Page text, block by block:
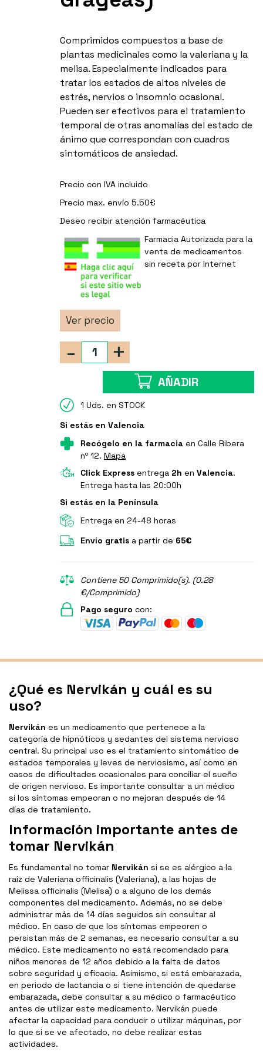
Comprimidos compuestos a base de
plantas medicinales como la valeriana y la
melisa. Especialmente indicados para
tratar los estados de altos niveles de
estrés, nervios o insomnio ocasional.
Pueden ser efectivos para el tratamiento
temporal de otras anomalías del estado de
ánimo que correspondan con cuadros
sintomáticos de ansiedad.
Precio con IVA incluido
Precio max. envío 5.50€
Deseo recibir atención farmacéutica
Farmacia Autorizada para la
venta de medicamentos
sin receta por Internet
Ver precio
+
-
AÑADIR
1 Uds. en STOCK
Si estás en Valencia
Recógelo en la farmacia en Calle Ribera
nº 12.Mapa
Click Express entrega 2h enValencia.
Entrega hasta las 20:00h
Si estás en la Península
Entrega en 24-48 horas
Envío gratis a partir de 65€
Contiene 50 Comprimido(s). (0.28
€/Comprimido)
Pago seguro con:
¿Qué es Nervikán y cuál es su
uso?
Nervikán es un medicamento que pertenece a la
categoría de hipnóticos y sedantes del sistema nervioso
central. Su principal uso es el tratamiento sintomático de
estados temporales y leves de nerviosismo, así como en
casos de dificultades ocasionales para conciliar el sueño
de origen nervioso. Es importante consultar a un médico
si los síntomas empeoran o no mejoran después de 14
días de tratamiento.
Información importante antes de
tomar Nervikán
Es fundamental no tomar Nervikán si se es alérgico a la
raíz de Valeriana officinalis (Valeriana), a las hojas de
Melissa officinalis (Melisa) o a alguno de los demás
componentes del medicamento. Además, no se debe
administrar más de 14 días seguidos sin consultar al
médico. En caso de que los síntomas empeoren o
persistan más de 2 semanas, es necesario consultar a su
médico. Este medicamento no está recomendado para
niños menores de 12 años debido a la falta de datos
sobre seguridad y eficacia. Asimismo, si está embarazada,
en periodo de lactancia o si tiene intención de quedarse
embarazada, debe consultar a su médico o farmacéutico
antes de utilizar este medicamento. Nervikán puede
afectar la capacidad para conducir o utilizar máquinas, por
lo que si se ve afectado, no debe realizar estas
actividades.